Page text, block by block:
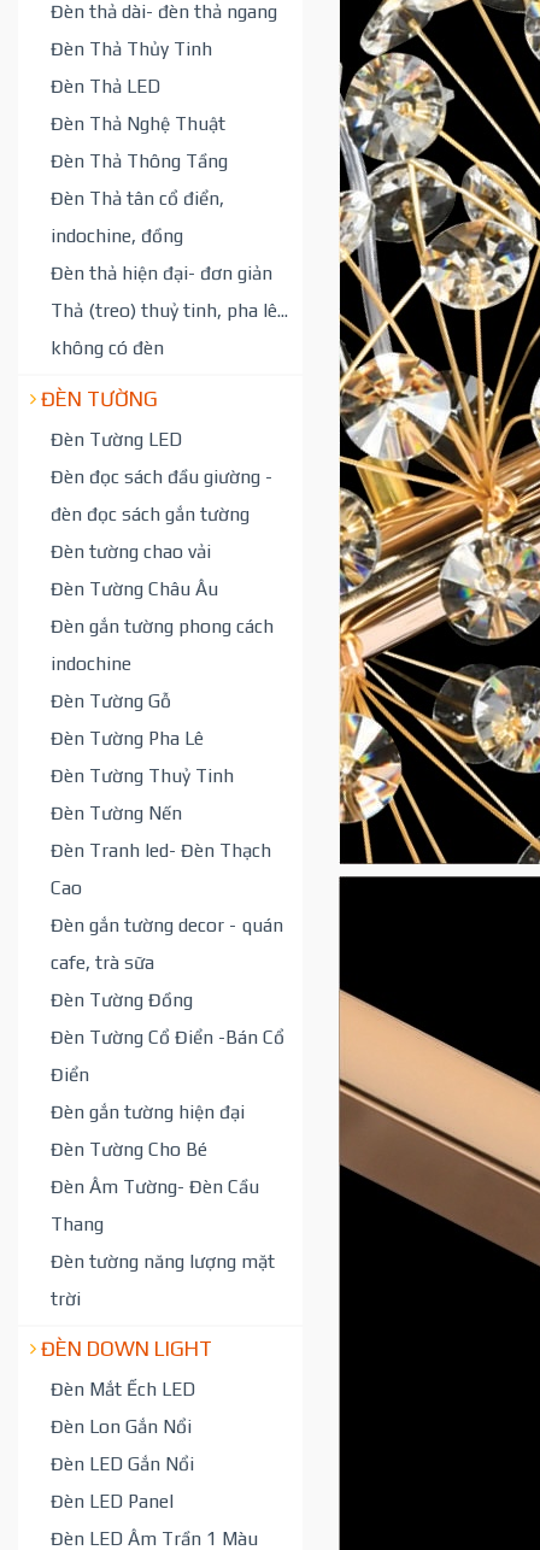
Đèn thả dài- đèn thả ngang
Đèn Thả Thủy Tinh
Đèn Thả LED
Đèn Thả Nghệ Thuật
Đèn Thả Thông Tầng
Đèn Thả tân cổ điển,
indochine, đồng
Đèn thả hiện đại- đơn giản
Thả (treo) thuỷ tinh, pha lê...
không có đèn
ĐÈN TƯỜNG
Đèn Tường LED
Đèn đọc sách đầu giường -
đèn đọc sách gắn tường
Đèn tường chao vải
Đèn Tường Châu Âu
Đèn gắn tường phong cách
indochine
Đèn Tường Gỗ
Đèn Tường Pha Lê
Đèn Tường Thuỷ Tinh
Đèn Tường Nến
Đèn Tranh led- Đèn Thạch
Cao
Đèn gắn tường decor - quán
cafe, trà sữa
Đèn Tường Đồng
Đèn Tường Cổ Điển -Bán Cổ
Điển
Đèn gắn tường hiện đại
Đèn Tường Cho Bé
Đèn Âm Tường- Đèn Cầu
Thang
Đèn tường năng lượng mặt
trời
ĐÈN DOWN LIGHT
Đèn Mắt Ếch LED
Đèn Lon Gắn Nổi
Đèn LED Gắn Nổi
Đèn LED Panel
Đèn LED Âm Trần 1 Màu